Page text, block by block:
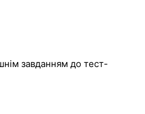
завданням до тест-